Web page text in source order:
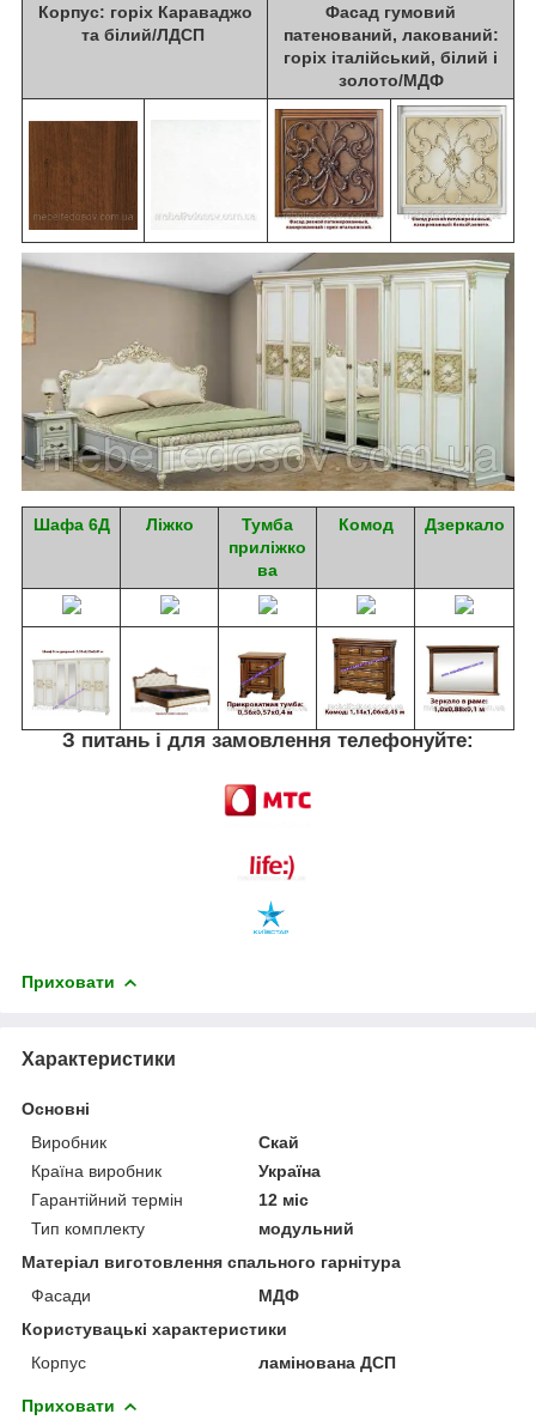
Корпус: горіх Караваджо
та білий/ЛДСП
Фасад гумовий
патенований, лакований:
горіх італійський, білий і
золото/МДФ
Шафа 6Д Ліжко
Тумба
приліжко
ва
Комод Дзеркало
З питань і для замовлення телефонуйте:
Приховати
Характеристики
Основні
Виробник
Скай
Країна виробник
Україна
Гарантійний термін
12 міс
Тип комплекту
модульний
Матеріал виготовлення спального гарнітура
Фасади
МДФ
Користувацькi характеристики
Корпус
ламінована ДСП
Приховати